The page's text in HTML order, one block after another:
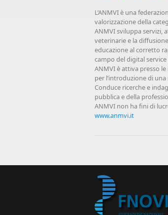
L’ANMVI è una
valorizzazione della
ANMVI sviluppa servizi,
veterinarie e la
educazione al corretto
campo del digital
ANMVI è attiva presso
per l’introduzione di
Conduce ricerche e
pubblica e della
ANMVI non ha fini di
www.anmvi.it